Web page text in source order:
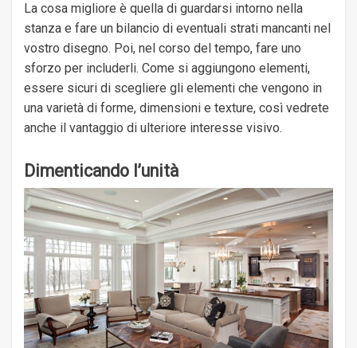
La cosa migliore è quella di guardarsi intorno nella
stanza e fare un bilancio di eventuali strati mancanti nel
vostro disegno. Poi, nel corso del tempo, fare uno
sforzo per includerli. Come si aggiungono elementi,
essere sicuri di scegliere gli elementi che vengono in
una varietà di forme, dimensioni e texture, così vedrete
anche il vantaggio di ulteriore interesse visivo.
Dimenticando l’unità